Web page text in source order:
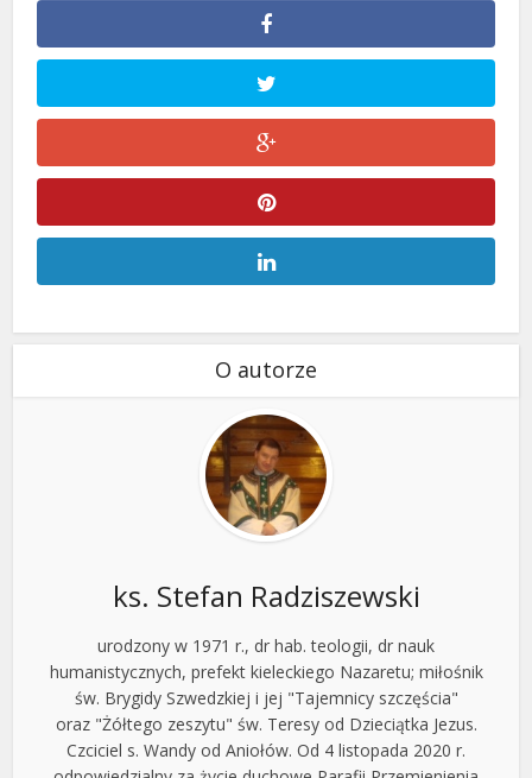
O autorze
ks. Stefan Radziszewski
urodzony w 1971 r., dr hab. teologii, dr nauk
humanistycznych, prefekt kieleckiego Nazaretu; miłośnik
św. Brygidy Szwedzkiej i jej "Tajemnicy szczęścia"
oraz "Żółtego zeszytu" św. Teresy od Dzieciątka Jezus.
Czciciel s. Wandy od Aniołów. Od 4 listopada 2020 r.